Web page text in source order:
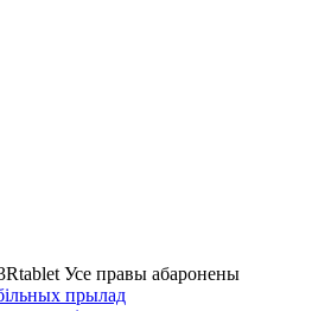
Усе правы абаронены
прылад